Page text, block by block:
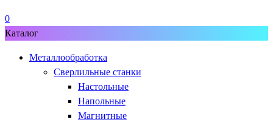
0
Каталог
Металлообработка
Сверлильные станки
Настольные
Напольные
Магнитные